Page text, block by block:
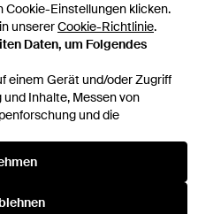
Cookie-Einstellungen klicken.
unsererCookie-Richtlinie.
Daten, um Folgendes
einem Gerät und/oder Zugriff
Inhalte, Messen von
und die